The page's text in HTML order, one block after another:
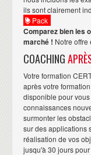
ils sont clairement
Pack
Comparez bien les
marché ! Notre offre
COACHING
Votre formation
après votre
disponible pour
connaissances
surmonter les
sur des applications
réalisation de vos
jusqu'à 30 jours